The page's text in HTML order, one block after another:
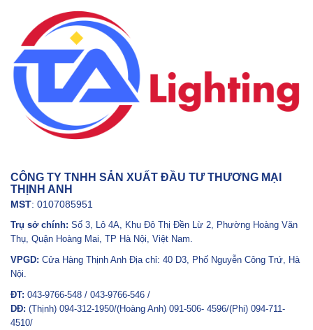
CÔNG TY TNHH SẢN XUẤT ĐẦU TƯ THƯƠNG MẠI
THỊNH ANH
MST: 0107085951
Trụ sở chính: Số 3, Lô 4A, Khu Đô Thị Đền Lừ 2, Phường Hoàng Văn
Thụ, Quận Hoàng Mai, TP Hà Nội, Việt Nam.
VPGD: Cửa Hàng Thịnh Anh Địa chỉ: 40 D3, Phố Nguyễn Công Trứ, Hà
Nội.
ĐT: 043-9766-548 / 043-9766-546 /
DĐ: (Thịnh) 094-312-1950/(Hoàng Anh) 091-506- 4596/(Phi) 094-711-
4510/